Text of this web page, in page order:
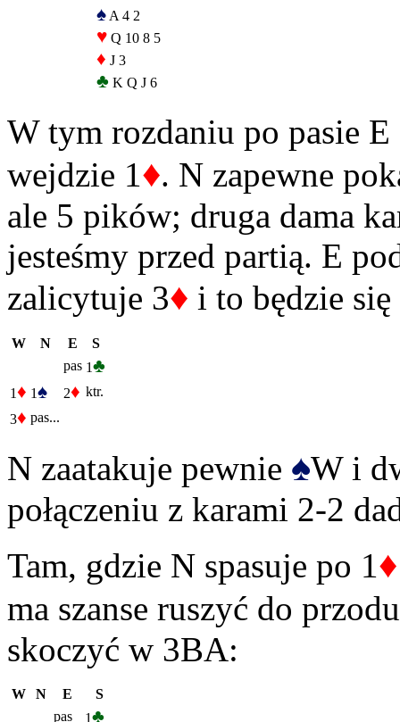
♠ A 4 2
♥ Q 10 8 5
♦ J 3
♣ K Q J 6
W tym rozdaniu po pasie E
wejdzie 1 ♦. N zapewne
ale 5 pików; druga dama
jesteśmy przed partią. E
zalicytuje 3♦ i to będzie się
W N E
S
pas 1♣
1♦ 1♠ 2♦ ktr.
3♦ pas...
N zaatakuje pewnie ♠W i
połączeniu z karami 2-2
Tam, gdzie N spasuje po 1 ♦
ma szanse ruszyć do
skoczyć w 3BA:
W N E
S
pas
1♣